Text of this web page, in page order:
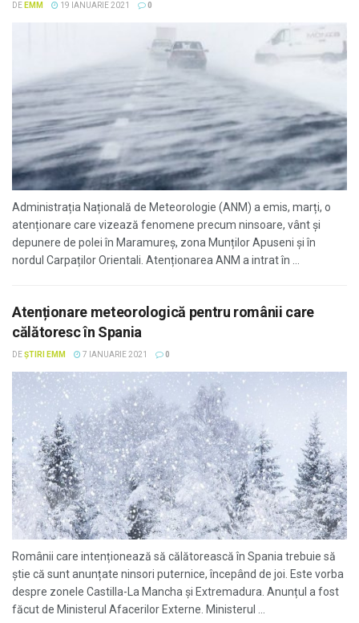
DE EMM 19 IANUARIE 2021 0
Administrația Națională de Meteorologie (ANM) a emis, marți, o
atenționare care vizează fenomene precum ninsoare, vânt și
depunere de polei în Maramureș, zona Munților Apuseni și în
nordul Carpaților Orientali. Atenționarea ANM a intrat în ...
Atenționare meteorologică pentru românii care
călătoresc în Spania
DEȘTIRI EMM 7 IANUARIE 2021 0
Românii care intenționează să călătorească în Spania trebuie să
știe că sunt anunțate ninsori puternice, începând de joi. Este vorba
despre zonele Castilla-La Mancha și Extremadura. Anunțul a fost
făcut de Ministerul Afacerilor Externe. Ministerul ...